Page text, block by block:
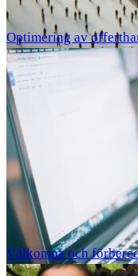
Optimering av
Välkomna och